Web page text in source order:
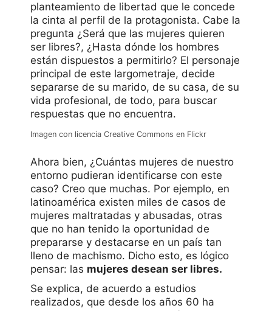
planteamiento de libertad que le concede
la cinta al perfil de la protagonista. Cabe la
pregunta ¿Será que las mujeres quieren
ser libres?, ¿Hasta dónde los hombres
están dispuestos a permitirlo? El personaje
principal de este largometraje, decide
separarse de su marido, de su casa, de su
vida profesional, de todo, para buscar
respuestas que no encuentra.
Imagen con licencia Creative Commons en Flickr
Ahora bien, ¿Cuántas mujeres de nuestro
entorno pudieran identificarse con este
caso? Creo que muchas. Por ejemplo, en
latinoamérica existen miles de casos de
mujeres maltratadas y abusadas, otras
que no han tenido la oportunidad de
prepararse y destacarse en un país tan
lleno de machismo. Dicho esto, es lógico
pensar: las mujeres desean ser libres.
Se explica, de acuerdo a estudios
realizados, que desde los años 60 ha